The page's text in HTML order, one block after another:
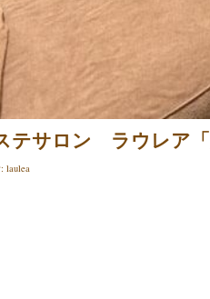
テサロン ラウレア「
laulea